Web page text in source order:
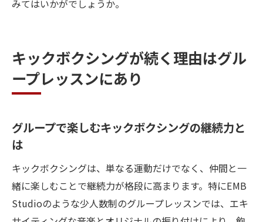
みてはいかがでしょうか。
キックボクシングが続く理由はグル
ープレッスンにあり
グループで楽しむキックボクシングの継続力と
は
キックボクシングは、単なる運動だけでなく、仲間と一
緒に楽しむことで継続力が格段に高まります。特にEMB
Studioのような少人数制のグループレッスンでは、エキ